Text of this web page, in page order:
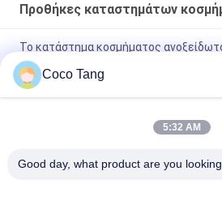
Προθήκες καταστημάτων
Το κατάστημα κοσμήματος
τη μορφή τόξων με το κατώτατο
SS304 επίδειξη καταστημάτων
καταστημάτων κοσμήματος για το
με την εξαιρετικά άσπρη ηλεκτρική
Coco Tang
5:32 AM
Good day, what product are you